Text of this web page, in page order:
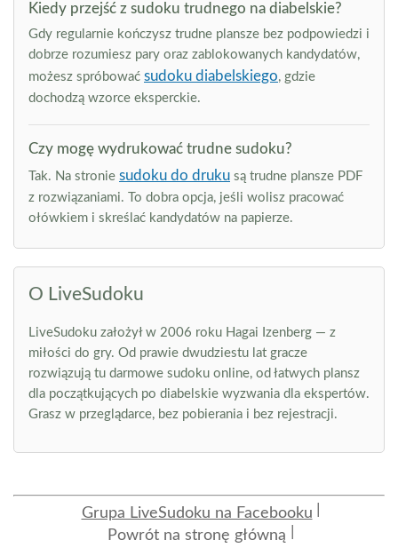
Kiedy przejść z sudoku trudnego na diabelskie?
Gdy regularnie kończysz trudne plansze bez podpowiedzi i
dobrze rozumiesz pary oraz zablokowanych kandydatów,
możesz spróbować sudoku diabelskiego, gdzie
dochodzą wzorce eksperckie.
Czy mogę wydrukować trudne sudoku?
Tak. Na stronie sudoku do druku są trudne plansze PDF
z rozwiązaniami. To dobra opcja, jeśli wolisz pracować
ołówkiem i skreślać kandydatów na papierze.
O LiveSudoku
LiveSudoku założył w 2006 roku Hagai Izenberg — z
miłości do gry. Od prawie dwudziestu lat gracze
rozwiązują tu darmowe sudoku online, od łatwych plansz
dla początkujących po diabelskie wyzwania dla ekspertów.
Grasz w przeglądarce, bez pobierania i bez rejestracji.
Grupa LiveSudoku na Facebooku
Powrót na stronę główną